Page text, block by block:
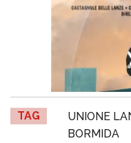
TAG
UNIONE
BORMIDA